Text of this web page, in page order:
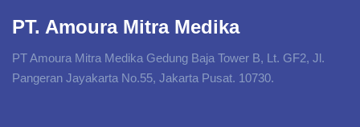
PT. Amoura Mitra Medika
PT Amoura Mitra Medika Gedung Baja Tower B, Lt. GF2, Jl.
Pangeran Jayakarta No.55, Jakarta Pusat. 10730.